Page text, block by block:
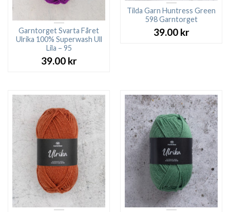
Garntorget Svarta Fåret
Ulrika 100% Superwash Ull
Lila – 95
39.00 kr
Tilda Garn Huntress Green
598 Garntorget
39.00 kr